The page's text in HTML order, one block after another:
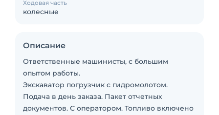
Ходовая часть
колесные
Описание
Ответственные машинисты, с большим
опытом работы.
Экскаватор погрузчик с гидромолотом.
Подача в день заказа. Пакет отчетных
документов. С оператором. Топливо включено